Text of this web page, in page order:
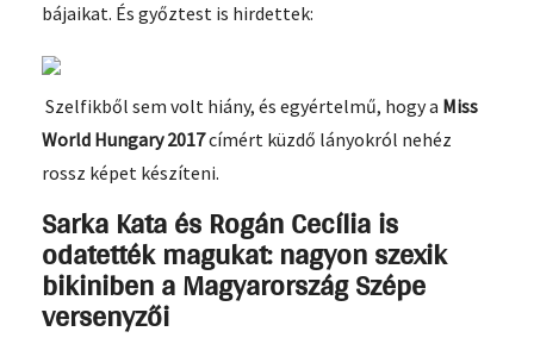
bájaikat. És győztest is hirdettek:
Szelfikből sem volt hiány, és egyértelmű, hogy a Miss
World Hungary 2017címért küzdő lányokról nehéz
rossz képet készíteni.
Sarka Kata és Rogán Cecília is
odatették magukat: nagyon szexik
bikiniben a Magyarország Szépe
versenyzői